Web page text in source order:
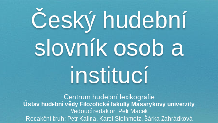
Český hudební
slovník osob a
institucí
Centrum hudební lexikografie
Ústav hudební vědy Filozofické fakulty Masarykovy univerzity
Vedoucí redaktor: Petr Macek
Redakční kruh: Petr Kalina, Karel Steinmetz, Šárka Zahrádková